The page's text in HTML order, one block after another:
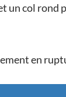
un col rond
en